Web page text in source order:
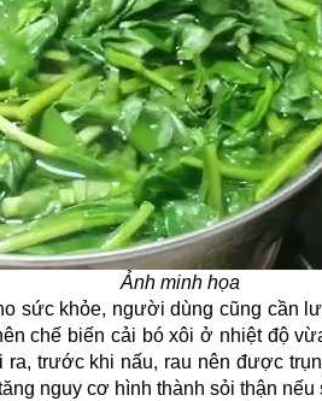
Ảnh minh họa
sức khỏe, người dùng cũng cần
chế biến cải bó xôi ở nhiệt độ
ra, trước khi nấu, rau nên được
nguy cơ hình thành sỏi thận